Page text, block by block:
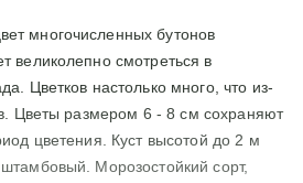
многочисленных бутонов
великолепно смотреться в
Цветков настолько много, что из-
Цветы размером 6 - 8 см сохраняют
цветения. Куст высотой до 2 м
Морозостойкий сорт,